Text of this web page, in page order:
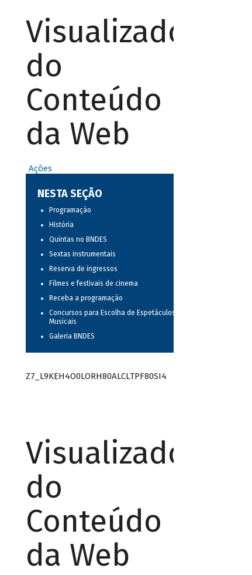
Visualizador
do
Conteúdo
da Web
Ações
NESTA SEÇÃO
Programação
História
Quintas no BNDES
Sextas instrumentais
Reserva de ingressos
Filmes e festivais de cinema
Receba a programação
Concursos para Escolha de Espetáculos
Musicais
Galeria BNDES
Z7_L9KEH4O0LORH80ALCLTPF80SI4
Visualizador
do
Conteúdo
da Web